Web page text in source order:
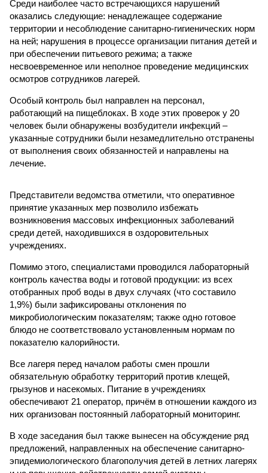
Среди наиболее часто встречающихся нарушений
оказались следующие: ненадлежащее содержание
территории и несоблюдение санитарно-гигиенических норм
на ней; нарушения в процессе организации питания детей и
при обеспечении питьевого режима; а также
несвоевременное или неполное проведение медицинских
осмотров сотрудников лагерей.
Особый контроль был направлен на персонал,
работающий на пищеблоках. В ходе этих проверок у 20
человек были обнаружены возбудители инфекций –
указанные сотрудники были незамедлительно отстранены
от выполнения своих обязанностей и направлены на
лечение.
Представители ведомства отметили, что оперативное
принятие указанных мер позволило избежать
возникновения массовых инфекционных заболеваний
среди детей, находившихся в оздоровительных
учреждениях.
Помимо этого, специалистами проводился лабораторный
контроль качества воды и готовой продукции: из всех
отобранных проб воды в двух случаях (что составило
1,9%) были зафиксированы отклонения по
микробиологическим показателям; также одно готовое
блюдо не соответствовало установленным нормам по
показателю калорийности.
Все лагеря перед началом работы смен прошли
обязательную обработку территорий против клещей,
грызунов и насекомых. Питание в учреждениях
обеспечивают 21 оператор, причём в отношении каждого из
них организован постоянный лабораторный мониторинг.
В ходе заседания был также вынесен на обсуждение ряд
предложений, направленных на обеспечение санитарно-
эпидемиологического благополучия детей в летних лагерях